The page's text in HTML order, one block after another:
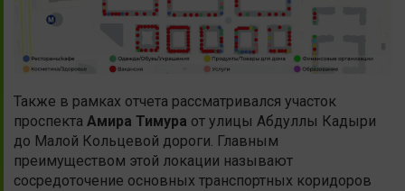
Также в рамках отчета рассматривался участок
проспекта Амира Тимура от улицы Абдуллы Кадыри
до Малой Кольцевой дороги. Главным
преимуществом этой локации называют
сосредоточение основных транспортных коридоров